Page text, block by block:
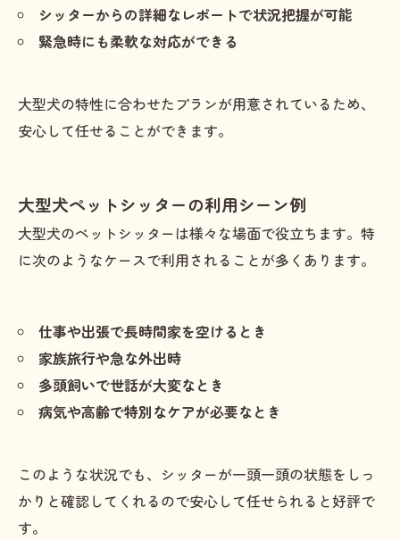
シッターからの詳細なレポートで状況把握が可能
緊急時にも柔軟な対応ができる
大型犬の特性に合わせたプランが用意されているため、
安心して任せることができます。
大型犬ペットシッターの利用シーン例
大型犬のペットシッターは様々な場面で役立ちます。特
に次のようなケースで利用されることが多くあります。
仕事や出張で長時間家を空けるとき
家族旅行や急な外出時
多頭飼いで世話が大変なとき
病気や高齢で特別なケアが必要なとき
このような状況でも、シッターが一頭一頭の状態をしっ
かりと確認してくれるので安心して任せられると好評で
す。